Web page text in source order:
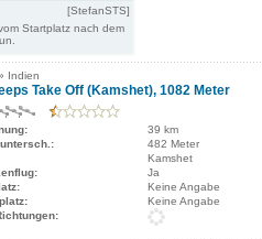
[StefanSTS]
Startplatz nach dem
Indien
Take Off (Kamshet), 1082 Meter
39 km
482 Meter
Kamshet
Ja
Keine Angabe
Keine Angabe